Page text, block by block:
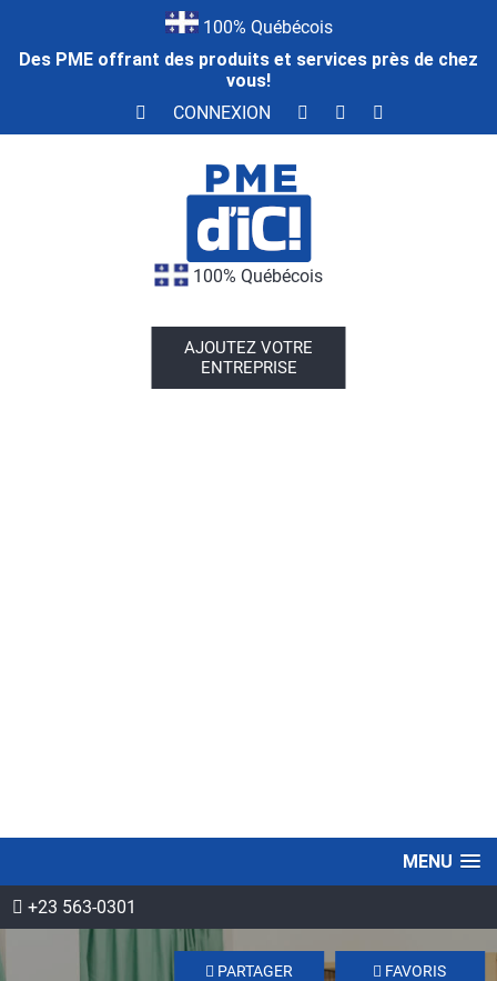
100% Québécois
Des PME offrant des produits et services près de chez
vous!
CONNEXION
100% Québécois
AJOUTEZ VOTRE
ENTREPRISE
MENU
+23 563-0301
FAVORIS
PARTAGER